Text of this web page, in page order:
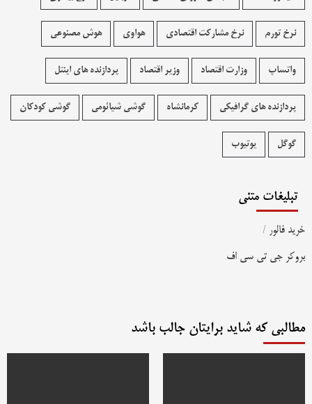
نرخ تورم نرخ مشارکت اقتصادی هواوی هوش مصنوعی
واتساپ وزارت اقتصاد وزیر اقتصاد پردازنده های اینتل
پردازنده های گرافیکی کرمانشاه گوشی شیائومی گوشی کودکان
گوگل یوتیوب
تبلیغات متنی
خرید فالور /
بروکر جی تی سی اف
مطالبی که شاید برایتان جالب باشد